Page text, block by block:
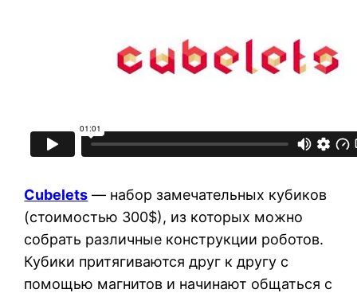
Cubelets — набор замечательных кубиков
(стоимостью 300$), из которых можно
собрать различные конструкции роботов.
Кубики притягиваются друг к другу с
помощью магнитов и начинают общаться с